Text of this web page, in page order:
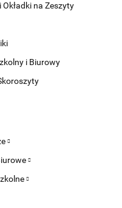
Okładki na Zeszyty
i Biurowy